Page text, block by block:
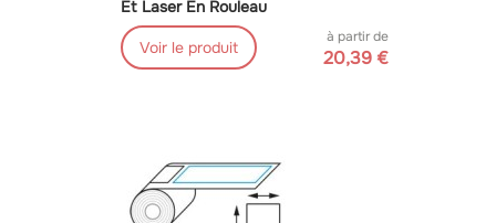
Et Laser En Rouleau
Voir le produit
à partir de
20,39 €